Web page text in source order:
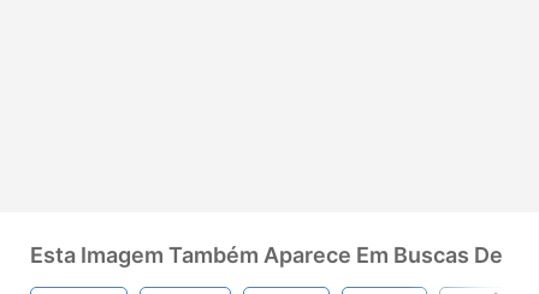
Esta Imagem Também Aparece Em Buscas De